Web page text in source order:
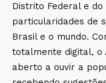
Distrito Federal e
particularidades de
Brasil e o mundo.
totalmente digital, o
aberto a ouvir a